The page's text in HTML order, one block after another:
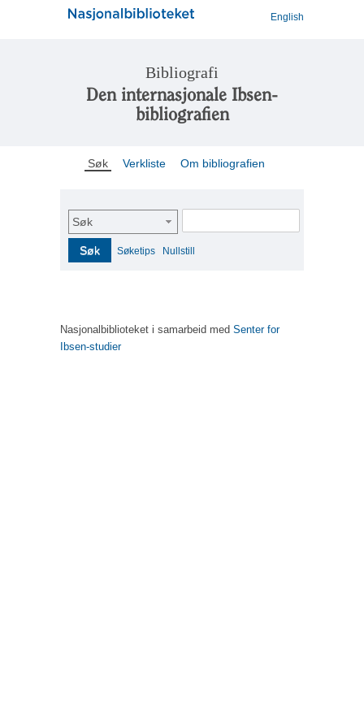
English
Bibliografi
Den internasjonale Ibsen-
bibliografien
Søk Verkliste Om bibliografien
Søk
Søk Søketips Nullstill
Nasjonalbiblioteket i samarbeid med Senter for
Ibsen-studier